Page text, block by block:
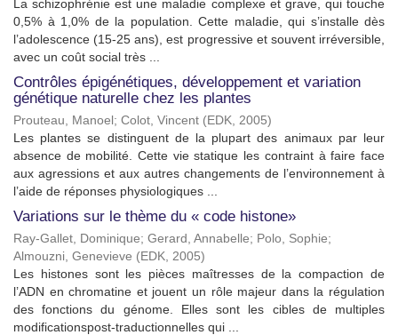
La schizophrénie est une maladie complexe et grave, qui touche
0,5% à 1,0% de la population. Cette maladie, qui s’installe dès
l’adolescence (15-25 ans), est progressive et souvent irréversible,
avec un coût social très ...
Contrôles épigénétiques, développement et variation
génétique naturelle chez les plantes
Prouteau, Manoel ; Colot, Vincent (EDK, 2005)
Les plantes se distinguent de la plupart des animaux par leur
absence de mobilité. Cette vie statique les contraint à faire face
aux agressions et aux autres changements de l’environnement à
l’aide de réponses physiologiques ...
Variations sur le thème du « code histone»
Ray-Gallet, Dominique; Gerard, Annabelle; Polo, Sophie;
Almouzni, Genevieve (EDK, 2005)
Les histones sont les pièces maîtresses de la compaction de
l’ADN en chromatine et jouent un rôle majeur dans la régulation
des fonctions du génome. Elles sont les cibles de multiples
modificationspost-traductionnelles qui ...